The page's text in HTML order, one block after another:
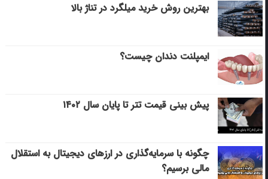
بهترین روش خرید میلگرد در تناژ بالا
ایمپلنت دندان چیست؟
پیش بینی قیمت تتر تا پایان سال ۱۴۰۲
چگونه با سرمایه‌گذاری در ارزهای دیجیتال به استقلال
مالی برسیم؟